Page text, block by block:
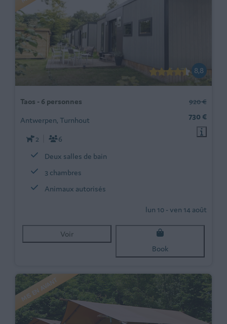
8,8
920 €
730 €
Taos - 6 personnes
Antwerpen, Turnhout
2
6
Deux salles de bain
3 chambres
Animaux autorisés
lun 10 - ven 14 août
Voir
Book
MIS EN AVANT